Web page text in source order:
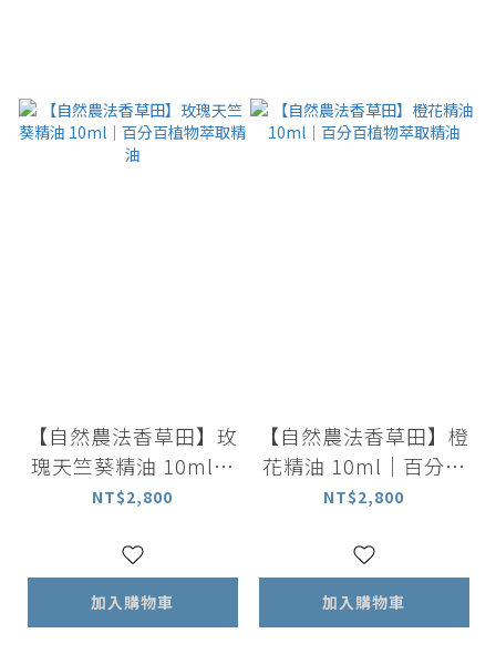
【自然農法香草田】玫
瑰天竺葵精油 10ml｜
百分百植物萃取精油
NT$2,800
加入購物車
【自然農法香草田】橙
花精油 10ml｜百分百
植物萃取精油
NT$2,800
加入購物車